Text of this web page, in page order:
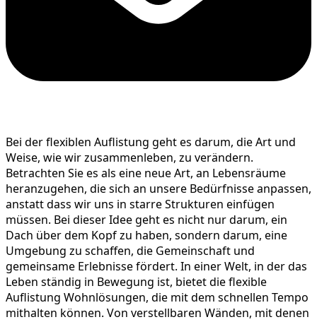
Bei der flexiblen Auflistung geht es darum, die Art und
Weise, wie wir zusammenleben, zu verändern.
Betrachten Sie es als eine neue Art, an Lebensräume
heranzugehen, die sich an unsere Bedürfnisse anpassen,
anstatt dass wir uns in starre Strukturen einfügen
müssen. Bei dieser Idee geht es nicht nur darum, ein
Dach über dem Kopf zu haben, sondern darum, eine
Umgebung zu schaffen, die Gemeinschaft und
gemeinsame Erlebnisse fördert. In einer Welt, in der das
Leben ständig in Bewegung ist, bietet die flexible
Auflistung Wohnlösungen, die mit dem schnellen Tempo
mithalten können. Von verstellbaren Wänden, mit denen